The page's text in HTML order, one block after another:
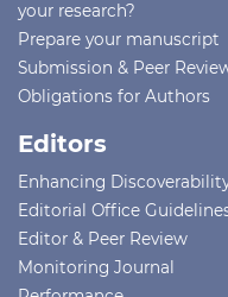
your research?
Prepare your manuscript
Submission & Peer
Obligations for Authors
Editors
Enhancing
Editorial Office
Editor & Peer Review
Monitoring Journal